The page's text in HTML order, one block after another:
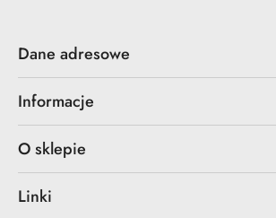
Dane adresowe
Informacje
O sklepie
Linki